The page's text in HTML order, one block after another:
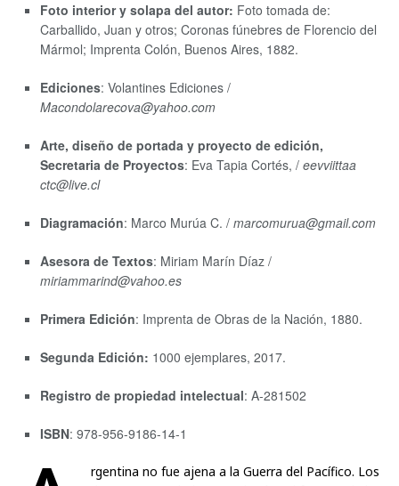
Foto interior y solapa del autor: Foto tomada de:
Carballido, Juan y otros; Coronas fúnebres de Florencio del
Mármol; Imprenta Colón, Buenos Aires, 1882.
Ediciones: Volantines Ediciones /
Macondolarecova@yahoo.com
Arte, diseño de portada y proyecto de edición,
Secretaria de Proyectos: Eva Tapia Cortés, / eevviittaa
ctc@live.cl
Diagramación: Marco Murúa C. / marcomurua@gmail.com
Asesora de Textos: Miriam Marín Díaz /
miriammarind@vahoo.es
Primera Edición: Imprenta de Obras de la Nación, 1880.
Segunda Edición: 1000 ejemplares, 2017.
Registro de propiedad intelectual: A-281502
ISBN: 978-956-9186-14-1
rgentina no fue ajena a la Guerra del Pacífico. Los